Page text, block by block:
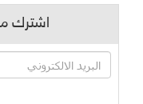
اشترك